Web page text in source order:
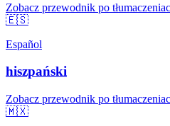
Zobacz przewodnik po
🇪🇸
Español
hiszpański
Zobacz przewodnik po
🇲🇽